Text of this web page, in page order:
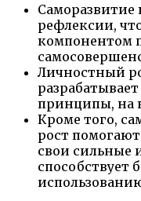
Саморазвитие
рефлексии,
компонентом
Личностный
принципы, на
Кроме того,
рост
свои сильные
способствует